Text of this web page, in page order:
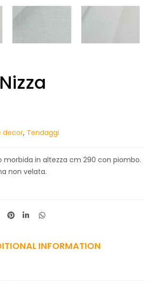
decor, Tendaggi
morbida in altezza cm 290 con piombo.
non velata.
INFORMATION